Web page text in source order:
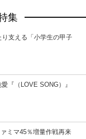
集
支える「小学生の甲子
『（LOVE SONG）』
ミマ45％増量作戦再来